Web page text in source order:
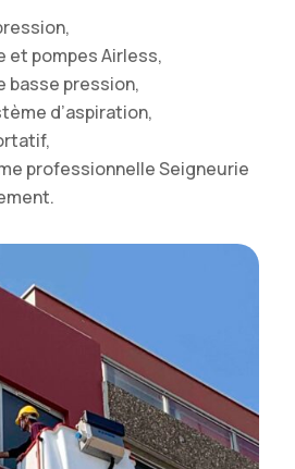
et pompes Airless,
basse pression,
d’aspiration,
professionnelle Seigneurie